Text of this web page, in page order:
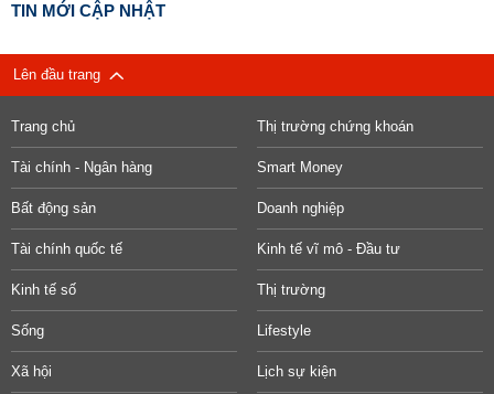
TIN MỚI CẬP NHẬT
Lên đầu trang
Trang chủ Thị trường chứng khoán
Tài chính - Ngân hàng Smart Money
Bất động sản Doanh nghiệp
Tài chính quốc tế Kinh tế vĩ mô - Đầu tư
Kinh tế số Thị trường
Sống Lifestyle
Xã hội Lịch sự kiện